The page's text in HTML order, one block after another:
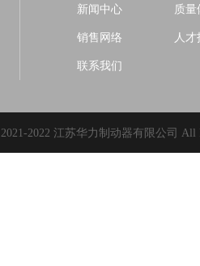
新闻中心 质量
销售网络 人才
联系我们
2021-2022 江苏华力制动器有限公司 All